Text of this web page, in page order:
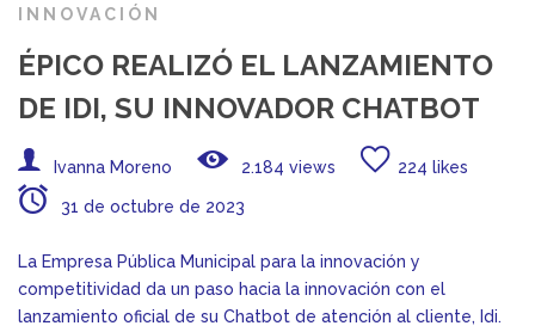
INNOVACIÓN
ÉPICO REALIZÓ EL LANZAMIENTO
DE IDI, SU INNOVADOR CHATBOT
Ivanna Moreno 2.184 views 224 likes
31 de octubre de 2023
La Empresa Pública Municipal para la innovación y
competitividad da un paso hacia la innovación con el
lanzamiento oficial de su Chatbot de atención al cliente, Idi.